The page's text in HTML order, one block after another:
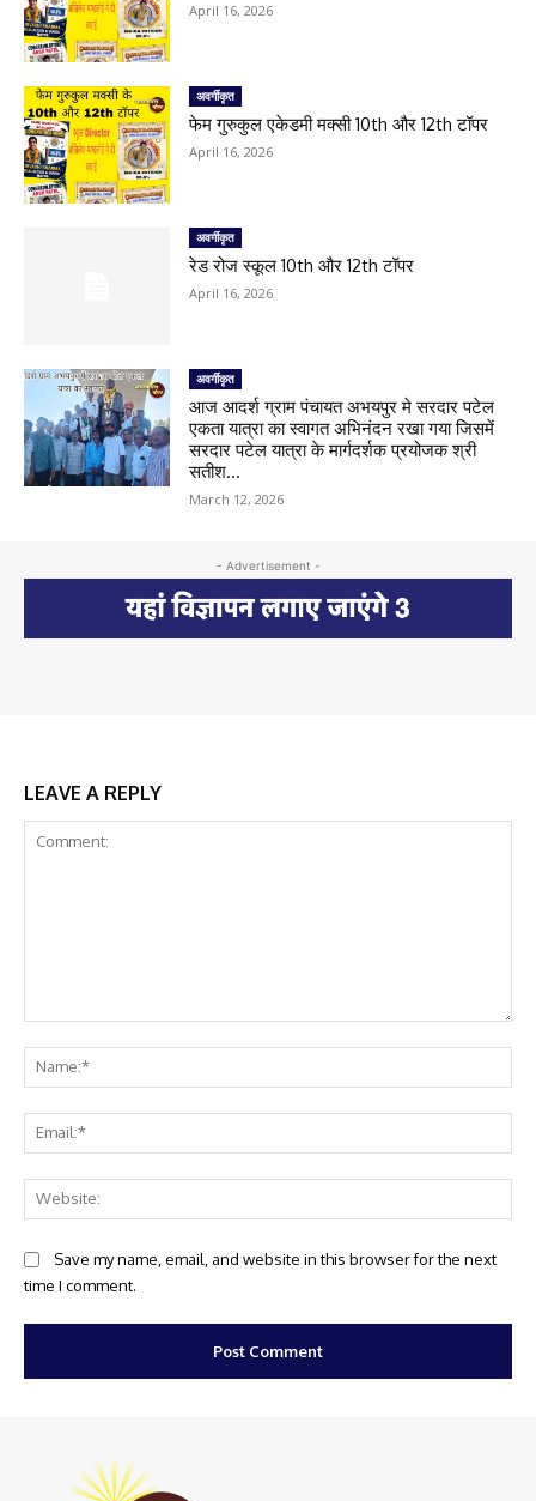
April 16, 2026
अवर्गीकृत
फेम गुरुकुल एकेडमी मक्सी 10th और 12th टॉपर
April 16, 2026
अवर्गीकृत
रेड रोज स्कूल 10th और 12th टॉपर
April 16, 2026
अवर्गीकृत
आज आदर्श ग्राम पंचायत अभयपुर मे सरदार पटेल
एकता यात्रा का स्वागत अभिनंदन रखा गया जिसमें
सरदार पटेल यात्रा के मार्गदर्शक प्रयोजक श्री
सतीश...
March 12, 2026
- Advertisement -
LEAVE A REPLY
Save my name, email, and website in this browser for the next
time I comment.